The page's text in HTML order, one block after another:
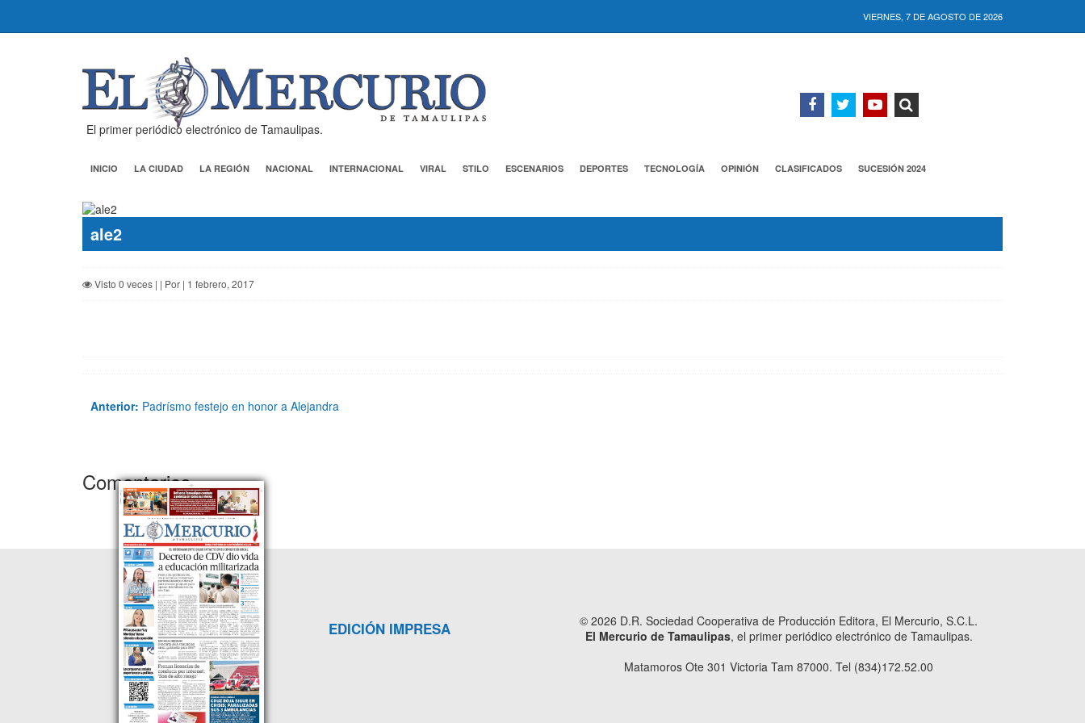
VIERNES, 7 DE AGOSTO DE 2026
El primer periódico electrónico de Tamaulipas.
INICIO LA CIUDAD LA REGIÓN NACIONAL INTERNACIONAL VIRAL STILO ESCENARIOS DEPORTES TECNOLOGÍA OPINIÓN CLASIFICADOS SUCESIÓN 2024
ale2
Visto 0 veces | | Por | 1 febrero, 2017
Anterior: Padrísmo festejo en honor a Alejandra
Comentarios
EDICIÓN IMPRESA
© 2026 D.R. Sociedad Cooperativa de Producción Editora, El Mercurio, S.C.L.
El Mercurio de Tamaulipas, el primer periódico electrónico de Tamaulipas.
Matamoros Ote 301 Victoria Tam 87000. Tel (834)172.52.00